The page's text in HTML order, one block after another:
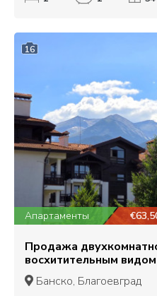
16
Апартаменты
Продажа
восхитительным
гондольного
Банско, Благоевград